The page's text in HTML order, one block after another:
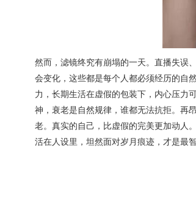
然而，滤镜终究有崩塌的一天。直播失误
会变化，这些都是每个人都必须经历的自
力，长期生活在虚假的包装下，内心压力
神，衰老是自然规律，谁都无法抗拒。再
老。真实的自己，比虚假的完美更加动人
活在人设里，坦然面对岁月痕迹，才是最